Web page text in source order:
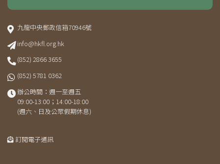
九龍中央郵政信箱70946號
info@hkfl.org.hk
(852) 2866 3655
(852) 5781 0362
辦公時間：週一至週五
09:00-13:00；14:00-18:00
(週六、日及公眾假期休息)
訂閱電子通訊